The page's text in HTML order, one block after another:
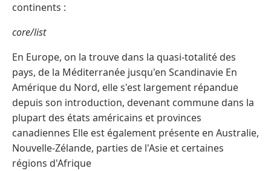
continents :
core/list
En Europe, on la trouve dans la quasi-totalité des
pays, de la Méditerranée jusqu'en Scandinavie En
Amérique du Nord, elle s'est largement répandue
depuis son introduction, devenant commune dans la
plupart des états américains et provinces
canadiennes Elle est également présente en Australie,
Nouvelle-Zélande, parties de l'Asie et certaines
régions d'Afrique